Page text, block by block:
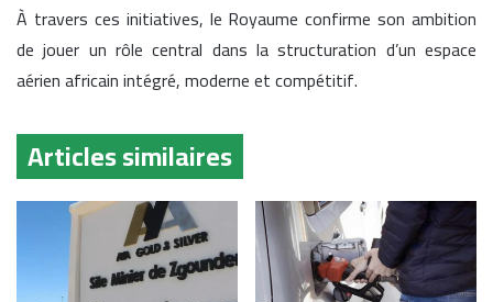
À travers ces initiatives, le Royaume confirme son ambition
de jouer un rôle central dans la structuration d’un espace
aérien africain intégré, moderne et compétitif.
Articles similaires